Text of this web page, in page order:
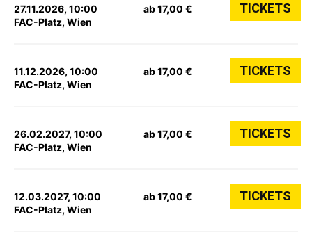
27.11.2026, 10:00
FAC-Platz, Wien
ab 17,00 € TICKETS
11.12.2026, 10:00
FAC-Platz, Wien
ab 17,00 € TICKETS
26.02.2027, 10:00
FAC-Platz, Wien
ab 17,00 € TICKETS
12.03.2027, 10:00
FAC-Platz, Wien
ab 17,00 € TICKETS